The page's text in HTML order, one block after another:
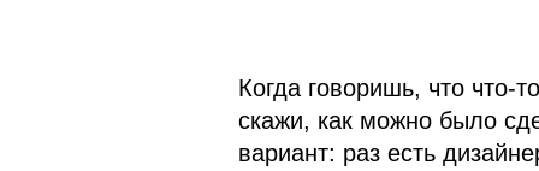
Когда говоришь, что что-
скажи, как можно было
вариант: раз есть